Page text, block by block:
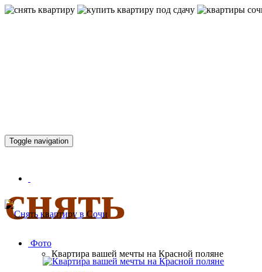
снять
Toggle navigation
Фото
Квартира вашей мечты на Красной поляне